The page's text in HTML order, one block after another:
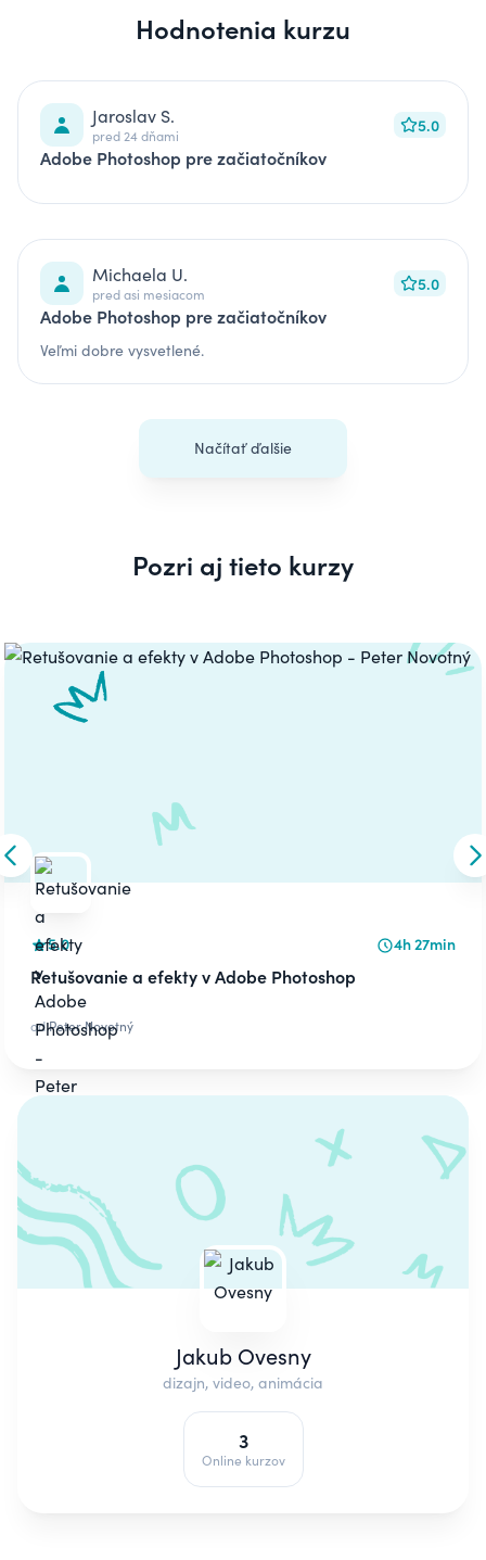
Hodnotenia kurzu
Jaroslav S.
pred 24 dňami 5.0
Adobe Photoshop pre začiatočníkov
Michaela U.
pred asi mesiacom 5.0
Adobe Photoshop pre začiatočníkov
Veľmi dobre vysvetlené.
Načítať ďalšie
Pozri aj tieto kurzy
Carousel
Skip to previous slide
5.0 4h 27min
Retušovanie a efekty v Adobe Photoshop
odPeter Novotný
Jakub Ovesny
dizajn, video, animácia
3
Online kurzov